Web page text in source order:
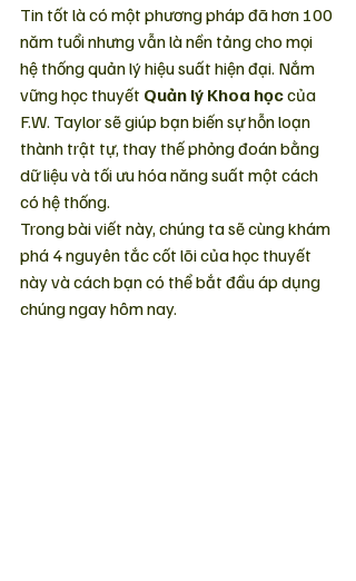
Tin tốt là có một phương pháp đã hơn 100
năm tuổi nhưng vẫn là nền tảng cho mọi
hệ thống quản lý hiệu suất hiện đại. Nắm
vững học thuyết Quản lý Khoa học của
F.W. Taylor sẽ giúp bạn biến sự hỗn loạn
thành trật tự, thay thế phỏng đoán bằng
dữ liệu và tối ưu hóa năng suất một cách
có hệ thống.
Trong bài viết này, chúng ta sẽ cùng khám
phá 4 nguyên tắc cốt lõi của học thuyết
này và cách bạn có thể bắt đầu áp dụng
chúng ngay hôm nay.